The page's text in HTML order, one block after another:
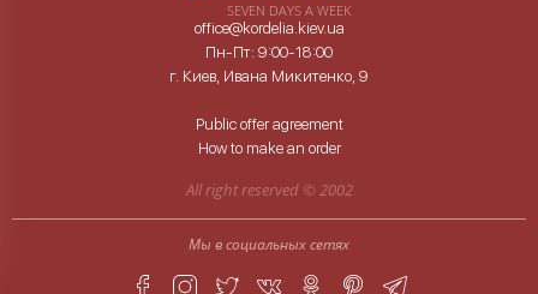
SEVEN DAYS A WEEK
office@kordelia.kiev.ua
Пн-Пт: 9:00-18:00
г. Киев, Ивана Микитенко, 9
Public offer agreement
How to make an order
All right reserved ©2002
Мы в социальных сетях